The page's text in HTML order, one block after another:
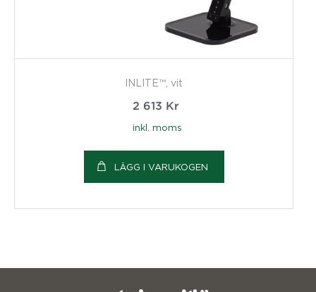
INLITE™, vit
2 613 Kr
inkl. moms
LÄGG I VARUKOGEN